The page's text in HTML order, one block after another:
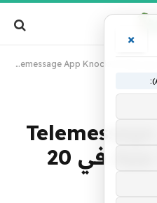
كيف تم اختراق Telemessage
App Knockoff App في 20
×